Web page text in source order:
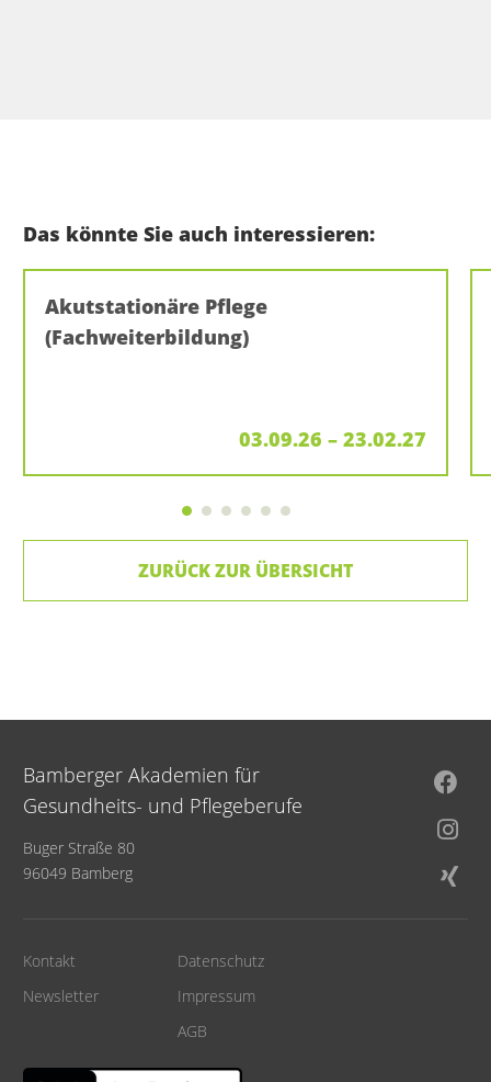
Das könnte Sie auch interessieren:
Akutstationäre Pflege
(Fachweiterbildung)
03.09.26 – 23.02.27
ZURÜCK ZUR ÜBERSICHT
Bamberger Akademien für
Gesundheits- und Pflegeberufe
Buger Straße 80
96049 Bamberg
Kontakt
Newsletter
Datenschutz
Impressum
AGB